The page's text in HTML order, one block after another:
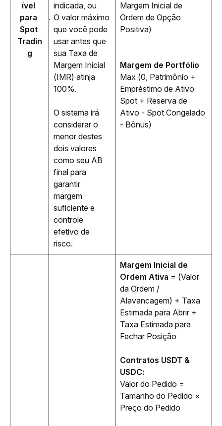
ível
para
Spot
Tradin
g
indicada, ou
O valor máximo
que você pode
usar antes que
sua Taxa de
Margem Inicial
(IMR) atinja
100%.
O sistema irá
considerar o
menor destes
dois valores
como seu AB
final para
garantir
margem
suficiente e
controle
efetivo de
risco.
Margem Inicial de
Ordem de Opção
Positiva)
Margem de Portfólio
Max (0, Patrimônio +
Empréstimo de Ativo
Spot + Reserva de
Ativo - Spot Congelado
- Bônus)
Margem Inicial de
Ordem Ativa = (Valor
da Ordem /
Alavancagem) + Taxa
Estimada para Abrir +
Taxa Estimada para
Fechar Posição
Contratos USDT &
USDC:
Valor do Pedido =
Tamanho do Pedido ×
Preço do Pedido